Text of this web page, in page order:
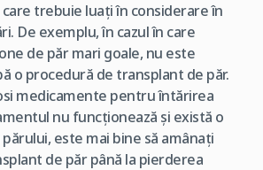
trebuie luați în considerare în
De exemplu, în cazul în care
de păr mari goale, nu este
o procedură de transplant de păr.
medicamente pentru întărirea
nu funcționează și există o
este mai bine să amânați
de păr până la pierderea